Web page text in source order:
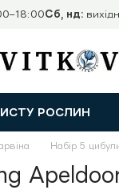
Сб, нд:
РОСЛИН
Набір 5